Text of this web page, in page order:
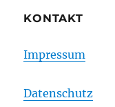
KONTAKT
Impressum
Datenschutz